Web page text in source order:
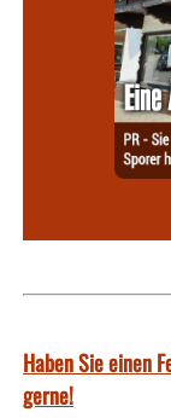
Haben Sie einen
gerne!